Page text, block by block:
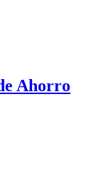
Ahorro